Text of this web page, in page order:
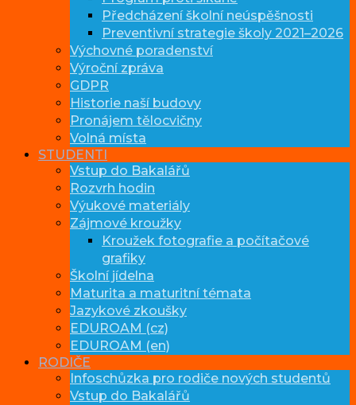
Předcházení školní neúspěšnosti
Preventivní strategie školy 2021–2026
Výchovné poradenství
Výroční zpráva
GDPR
Historie naší budovy
Pronájem tělocvičny
Volná místa
STUDENTI
Vstup do Bakalářů
Rozvrh hodin
Výukové materiály
Zájmové kroužky
Kroužek fotografie a počítačové
grafiky
Školní jídelna
Maturita a maturitní témata
Jazykové zkoušky
EDUROAM (cz)
EDUROAM (en)
RODIČE
Infoschůzka pro rodiče nových studentů
Vstup do Bakalářů